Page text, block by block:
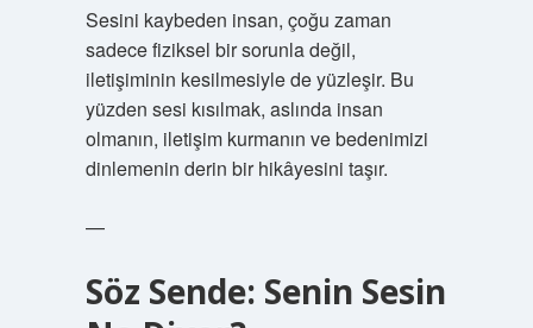
Sesini kaybeden insan, çoğu zaman
sadece fiziksel bir sorunla değil,
iletişiminin kesilmesiyle de yüzleşir. Bu
yüzden sesi kısılmak, aslında insan
olmanın, iletişim kurmanın ve bedenimizi
dinlemenin derin bir hikâyesini taşır.
—
Söz Sende: Senin Sesin